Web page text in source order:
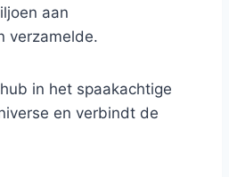
aan
verzamelde.
in het spaakachtige
en verbindt de